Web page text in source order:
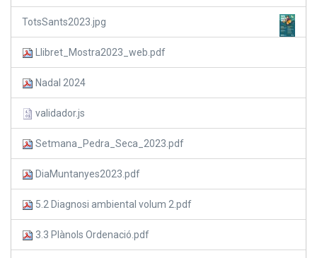
TotsSants2023.jpg
Llibret_Mostra2023_web.pdf
Nadal 2024
validador.js
Setmana_Pedra_Seca_2023.pdf
DiaMuntanyes2023.pdf
5.2 Diagnosi ambiental volum 2.pdf
3.3 Plànols Ordenació.pdf